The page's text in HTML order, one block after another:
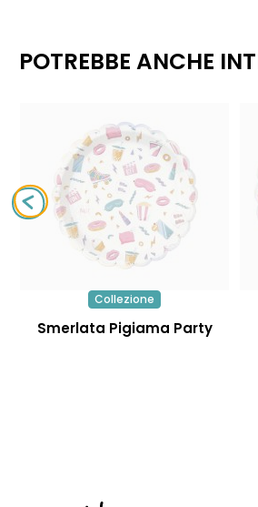
POTREBBE ANCHE
Collezione
Smerlata Pigiama Party